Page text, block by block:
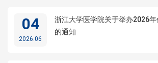
04
2026.06
浙江大学医学院关于举办2026
的通知